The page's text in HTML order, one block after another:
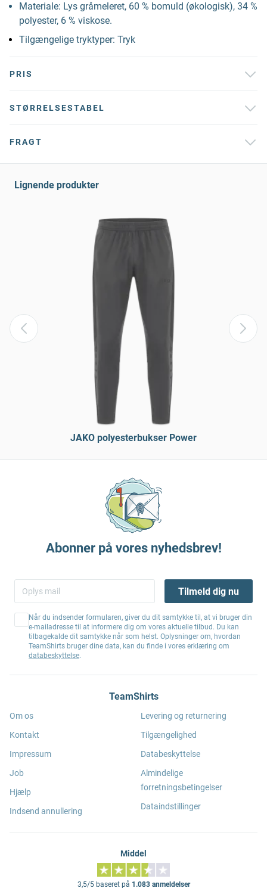
Materiale: Lys gråmeleret, 60 % bomuld (økologisk), 34 %
polyester, 6 % viskose.
Tilgængelige tryktyper: Tryk
PRIS
STØRRELSESTABEL
FRAGT
Lignende produkter
JAKO polyesterbukser Power
Abonner på vores nyhedsbrev!
Tilmeld dig nu
Når du indsender formularen, giver du dit samtykke til, at vi bruger din
e-mailadresse til at informere dig om vores aktuelle tilbud. Du kan
tilbagekalde dit samtykke når som helst. Oplysninger om, hvordan
TeamShirts bruger dine data, kan du finde i vores erklæring om
databeskyttelse.
TeamShirts
Om os
Kontakt
Impressum
Job
Hjælp
Indsend annullering
Levering og returnering
Tilgængelighed
Databeskyttelse
Almindelige
forretningsbetingelser
Dataindstillinger
Middel
3,5/5 baseret på 1.083 anmeldelser